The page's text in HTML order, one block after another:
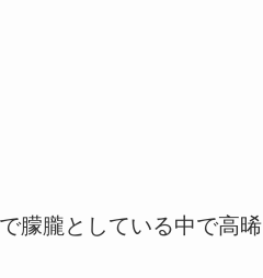
朦朧としている中で高晞